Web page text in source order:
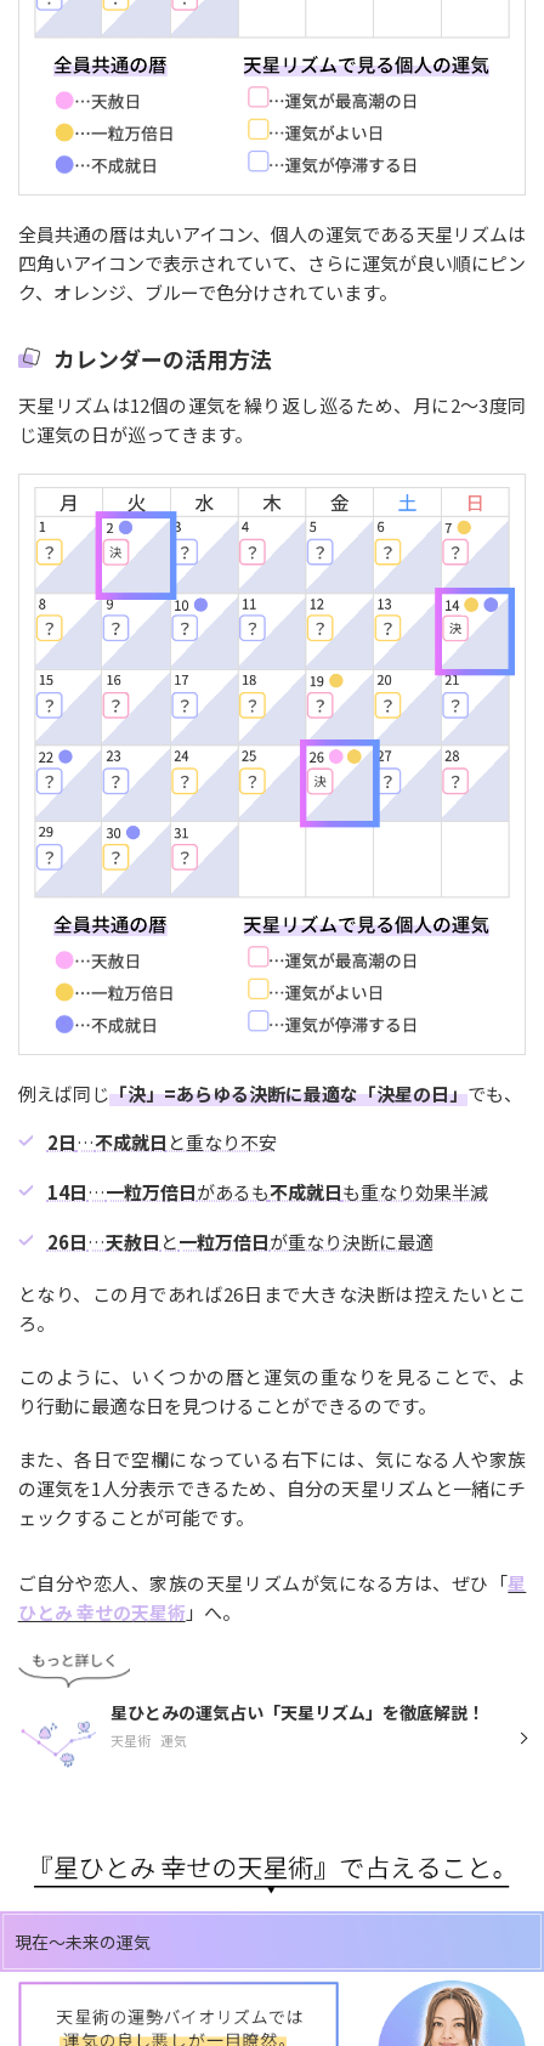
全員共通の暦は丸いアイコン、個人の運気である天星リズムは
四角いアイコンで表示されていて、さらに運気が良い順にピン
ク、オレンジ、ブルーで色分けされています。
カレンダーの活用方法
天星リズムは12個の運気を繰り返し巡るため、月に2〜3度同
じ運気の日が巡ってきます。
例えば同じ「決」=あらゆる決断に最適な「決星の日」でも、
2日…不成就日 と重なり不安
14日…一粒万倍日があるも不成就日も重なり効果半減
26日…天赦日 と一粒万倍日が重なり決断に最適
となり、この月であれば26日まで大きな決断は控えたいとこ
ろ。
このように、いくつかの暦と運気の重なりを見ることで、よ
り行動に最適な日を見つけることができるのです。
また、各日で空欄になっている右下には、気になる人や家族
の運気を1人分表示できるため、自分の天星リズムと一緒にチ
ェックすることが可能です。
ご自分や恋人、家族の天星リズムが気になる方は、ぜひ「星
ひとみ 幸せの天星術 」へ。
星ひとみの運気占い「天星リズム」を徹底解説！
天星術 運気
現在～未来の運気